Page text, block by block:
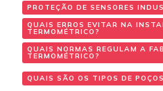
PROTEÇÃO DE SENSORES
QUAIS ERROS EVITAR NA
TERMOMÉTRICO?
QUAIS NORMAS REGULAM A
TERMOMÉTRICO?
QUAIS SÃO OS TIPOS DE